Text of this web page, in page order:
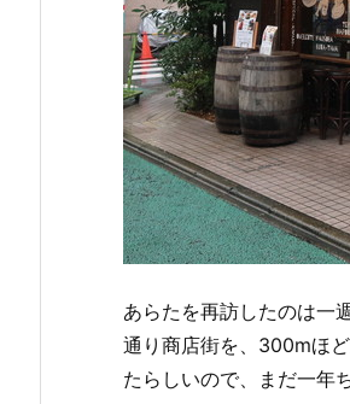
あらたを再訪したのは一
通り商店街を、300mほ
たらしいので、まだ一年